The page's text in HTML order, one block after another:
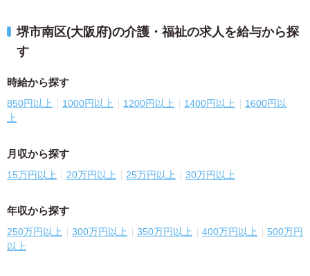
堺市南区(大阪府)の介護・福祉の求人を給与から探
す
時給から探す
850円以上 1000円以上 1200円以上 1400円以上
1600円以
上
月収から探す
15万円以上 20万円以上 25万円以上 30万円以上
年収から探す
250万円以上 300万円以上 350万円以上 400万円以上
500万円
以上